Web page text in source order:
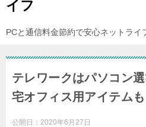
イフ
PCと通信料金節約で安心ネットライ
テレワークはパソコン
宅オフィス用アイテムも
公開日： 2020年6月27日